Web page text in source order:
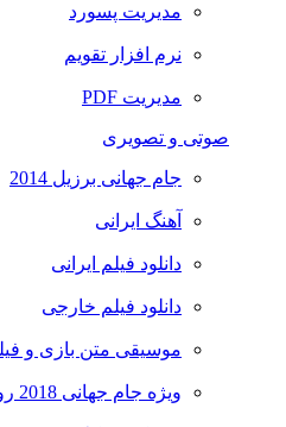
مدیریت پسورد
نرم افزار تقویم
مدیریت PDF
صوتی و تصویری
جام جهانی برزیل 2014
آهنگ ایرانی
دانلود فیلم ایرانی
دانلود فیلم خارجی
موسیقی متن بازی و
ویژه جام جهانی 2018 روسیه